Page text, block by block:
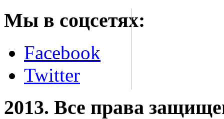
Мы в соцсетях:
Facebook
Twitter
2013. Все права